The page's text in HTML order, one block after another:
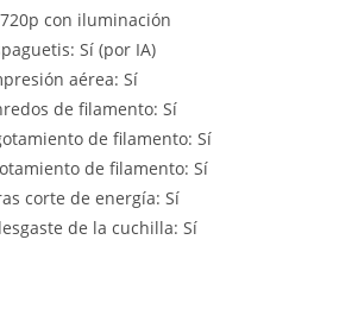
con iluminación
Sí (por IA)
aérea: Sí
de filamento: Sí
de filamento: Sí
de filamento: Sí
corte de energía: Sí
de la cuchilla: Sí